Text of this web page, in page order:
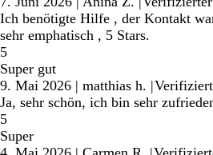
Ich benötigte Hilfe , der Kontakt
sehr emphatisch , 5 Stars.
5
Super gut
9. Mai 2026 | matthias h. |
Ja, sehr schön, ich bin sehr
5
Super